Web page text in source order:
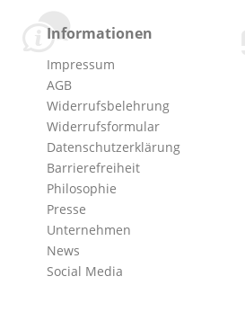
Informationen
Impressum
AGB
Widerrufsbelehrung
Widerrufsformular
Datenschutzerklärung
Barrierefreiheit
Philosophie
Presse
Unternehmen
News
Social Media